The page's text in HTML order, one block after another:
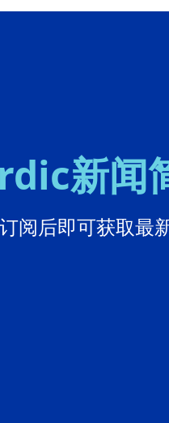
新闻
阅后即可获取最